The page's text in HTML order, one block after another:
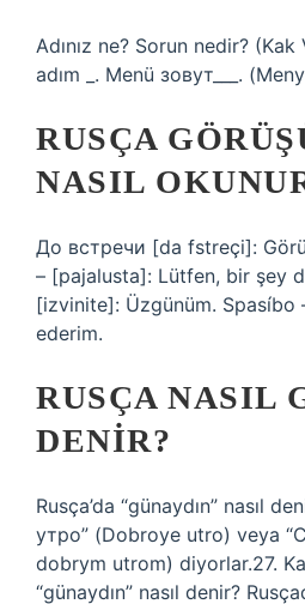
Adınız ne? Sorun nedir?
adım _. Menü зовут___.
RUSÇA
NASIL
До встречи [da fstreçi]:
– [pajalusta]: Lütfen, bir şey
[izvinite]: Üzgünüm. Spasíbo
ederim.
RUSÇA NASIL
DENIR?
Rusça’da “günaydın” nasıl
утро” (Dobroye utro) veya
dobrym utrom) diyorlar.27.
“günaydın” nasıl denir?